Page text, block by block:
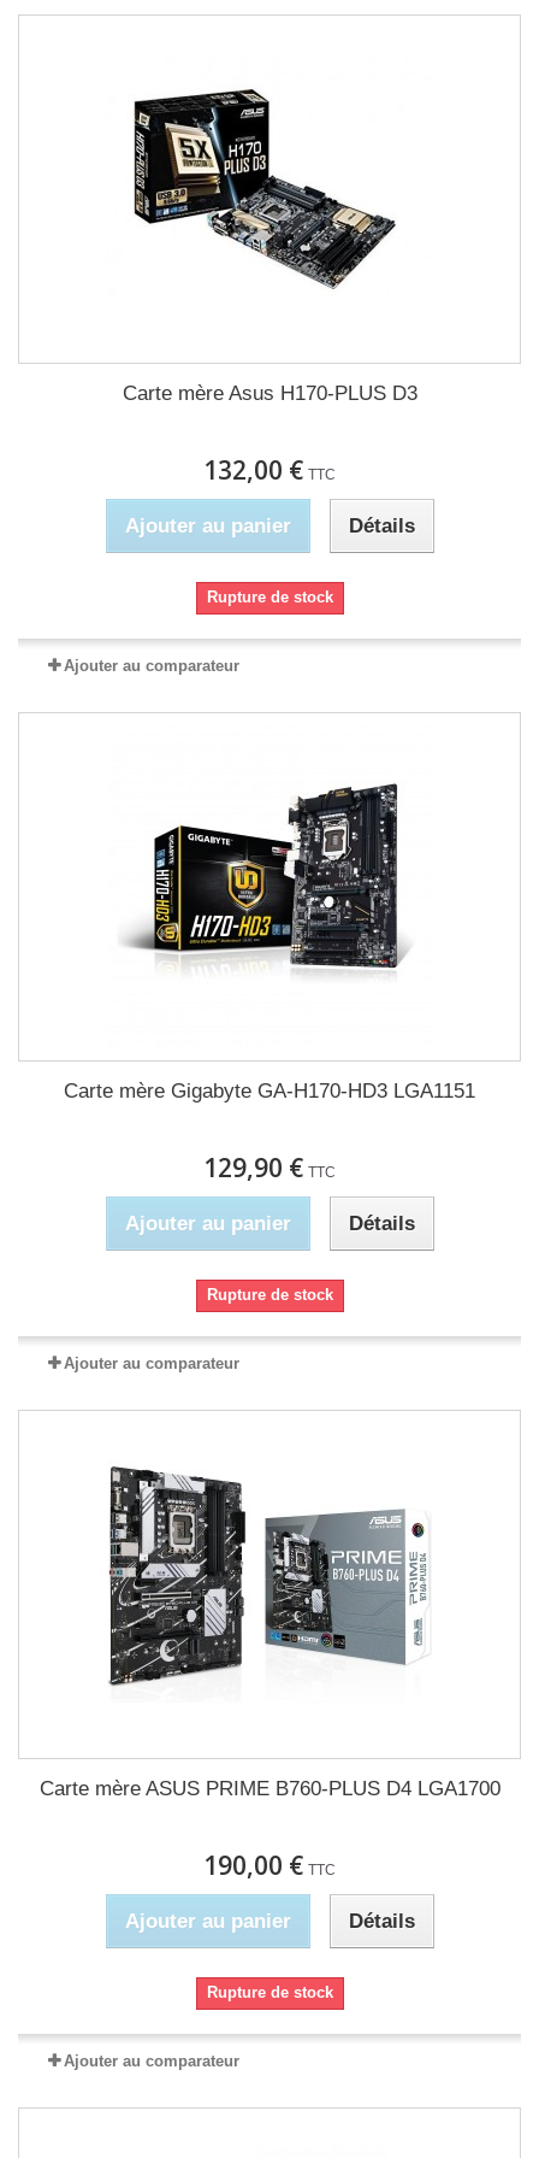
Carte mère Asus H170-PLUS D3
132,00 € TTC
Ajouter au panier Détails
Rupture de stock
Ajouter au comparateur
Carte mère Gigabyte GA-H170-HD3 LGA1151
129,90 € TTC
Ajouter au panier Détails
Rupture de stock
Ajouter au comparateur
Carte mère ASUS PRIME B760-PLUS D4 LGA1700
190,00 € TTC
Ajouter au panier Détails
Rupture de stock
Ajouter au comparateur